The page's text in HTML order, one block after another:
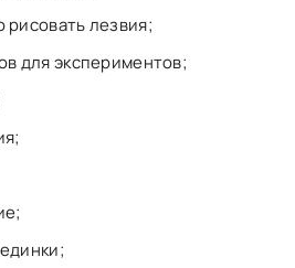
лезвия;
для экспериментов;